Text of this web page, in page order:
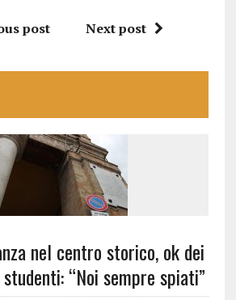
post Next post
nel centro storico, ok dei
“Noi sempre spiati”